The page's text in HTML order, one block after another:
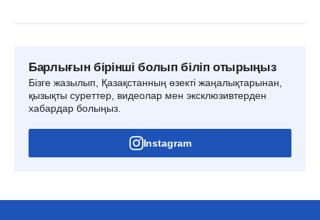
Барлығын бірінші болып біліп отырыңыз
Бізге жазылып, Қазақстанның өзекті жаңалықтарынан,
қызықты суреттер, видеолар мен эксклюзивтерден
хабардар болыңыз.
Instagram